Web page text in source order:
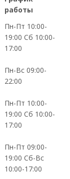
работы
Пн-Пт 10:00-
19:00 Сб 10:00-
17:00
Пн-Вс 09:00-
22:00
Пн-Пт 10:00-
19:00 Сб 10:00-
17:00
Пн-Пт 09:00-
19:00 Сб-Вс
10:00-17:00